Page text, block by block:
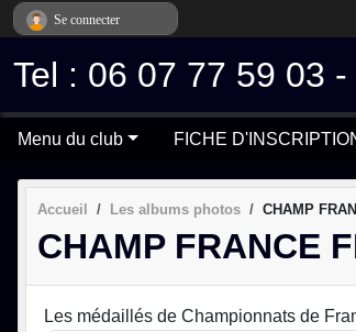
Tel : 06 07 77 59 03
Menu du club FICHE
Accueil Les albums photos CHAMP
CHAMP FRANCE
Les médaillés de Championnats de
Se connecter
Panneau de gestion des cookies